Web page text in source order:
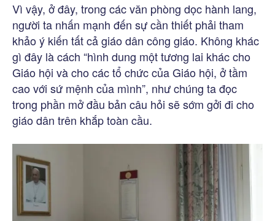
Vì vậy, ở đây, trong các văn phòng dọc hành lang,
người ta nhấn mạnh đến sự cần thiết phải tham
khảo ý kiến tất cả giáo dân công giáo. Không khác
gì đây là cách “hình dung một tương lai khác cho
Giáo hội và cho các tổ chức của Giáo hội, ở tầm
cao với sứ mệnh của mình”, như chúng ta đọc
trong phần mở đầu bản câu hỏi sẽ sớm gởi đi cho
giáo dân trên khắp toàn cầu.